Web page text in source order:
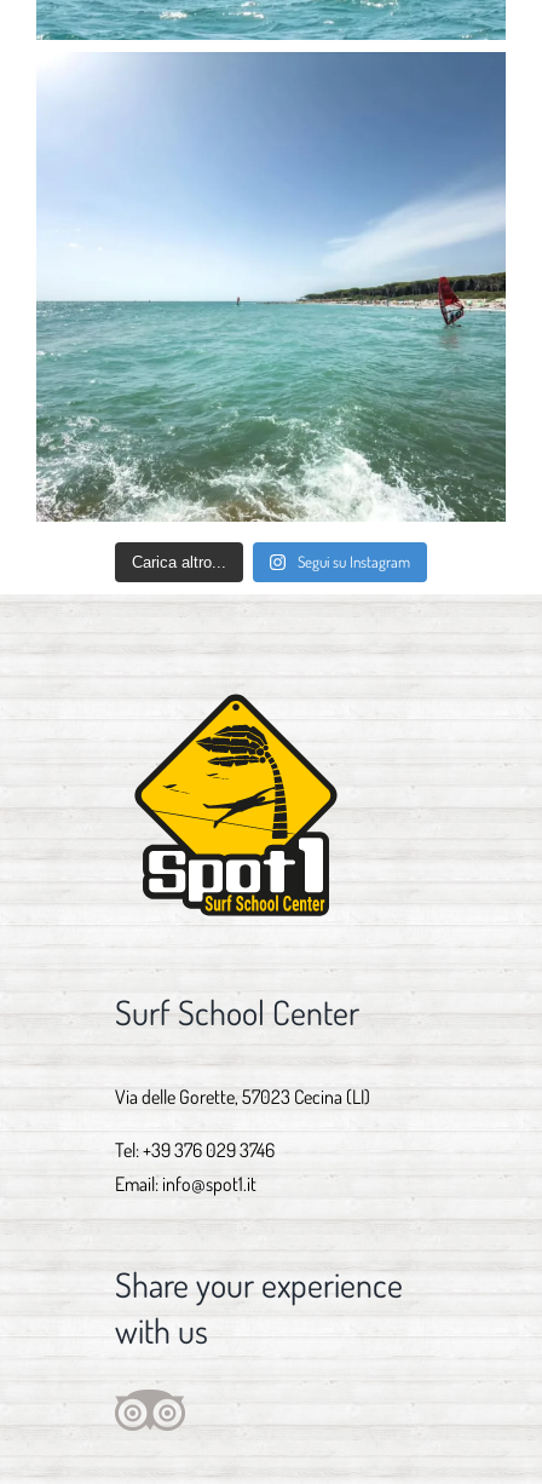
Carica altro... Segui su Instagram
Surf School Center
Via delle Gorette, 57023 Cecina (LI)
Tel:+39 376 029 3746
Email: info@spot1.it
Share your experience
with us